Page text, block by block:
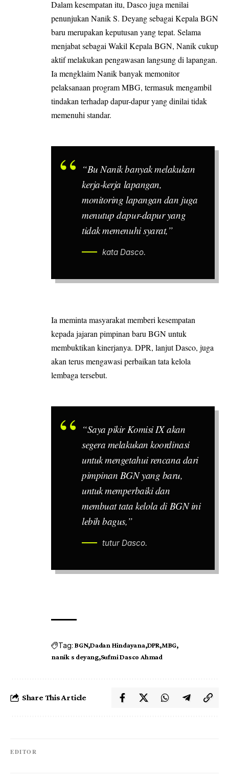
Dalam kesempatan itu, Dasco juga menilai
penunjukan Nanik S. Deyangsebagai Kepala BGN
baru merupakan keputusan yang tepat. Selama
menjabat sebagai Wakil Kepala BGN, Nanik cukup
aktif melakukan pengawasan langsung di lapangan.
Ia mengklaim Nanik banyak memonitor
pelaksanaan program MBG, termasuk mengambil
tindakan terhadap dapur-dapur yang dinilai tidak
memenuhi standar.
“Bu Nanik banyak melakukan
kerja-kerja lapangan,
monitoring lapangan dan juga
menutup dapur-dapur yang
tidak memenuhi syarat,”
kata Dasco.
Ia meminta masyarakat memberi kesempatan
kepada jajaran pimpinan baru BGN untuk
membuktikan kinerjanya. DPR, lanjut Dasco, juga
akan terus mengawasi perbaikan tata kelola
lembaga tersebut.
“Saya pikir Komisi IX akan
segera melakukan koordinasi
untuk mengetahui rencana dari
pimpinan BGN yang baru,
untuk memperbaiki dan
membuat tata kelola di BGN ini
lebih bagus,”
tutur Dasco.
Tag: BGN Dadan Hindayana DPR MBG
nanik s deyang Sufmi Dasco Ahmad
Share This Article
EDITOR